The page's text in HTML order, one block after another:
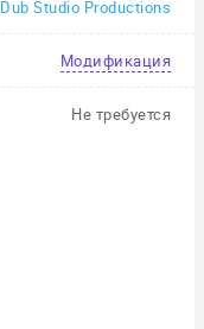
Dub Studio Productions
Модификация
Не требуется